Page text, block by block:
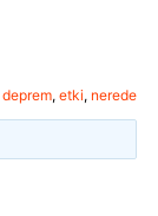
deprem, etki, nerede